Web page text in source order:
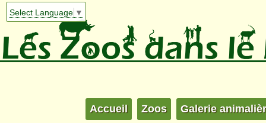
Select Language ▼
Accueil Zoos Galerie